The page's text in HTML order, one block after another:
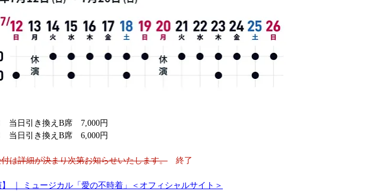
当日引き換えB席　7,000円
当日引き換えB席　6,000円
は詳細が決まり次第お知らせいたします。 終了
｜ ミュージカル「愛の不時着」＜オフィシャルサイト＞